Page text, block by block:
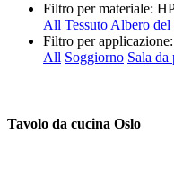
Filtro per materiale:
All TessutoAlbero del
Filtro per applicazione:
All Soggiorno Sala da
Tavolo da cucina Oslo